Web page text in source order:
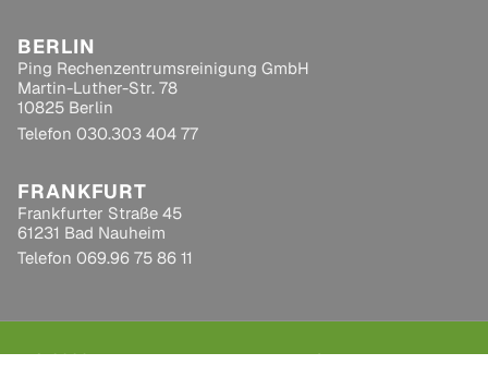
BERLIN
Ping Rechenzentrumsreinigung GmbH
Martin-Luther-Str. 78
10825 Berlin
Telefon 030.303 404 77
FRANKFURT
Frankfurter Straße 45
61231 Bad Nauheim
Telefon 069.96 75 86 11
© 2026 Ping Rechenzentrumsreinigung GmbH – Alle Rechte